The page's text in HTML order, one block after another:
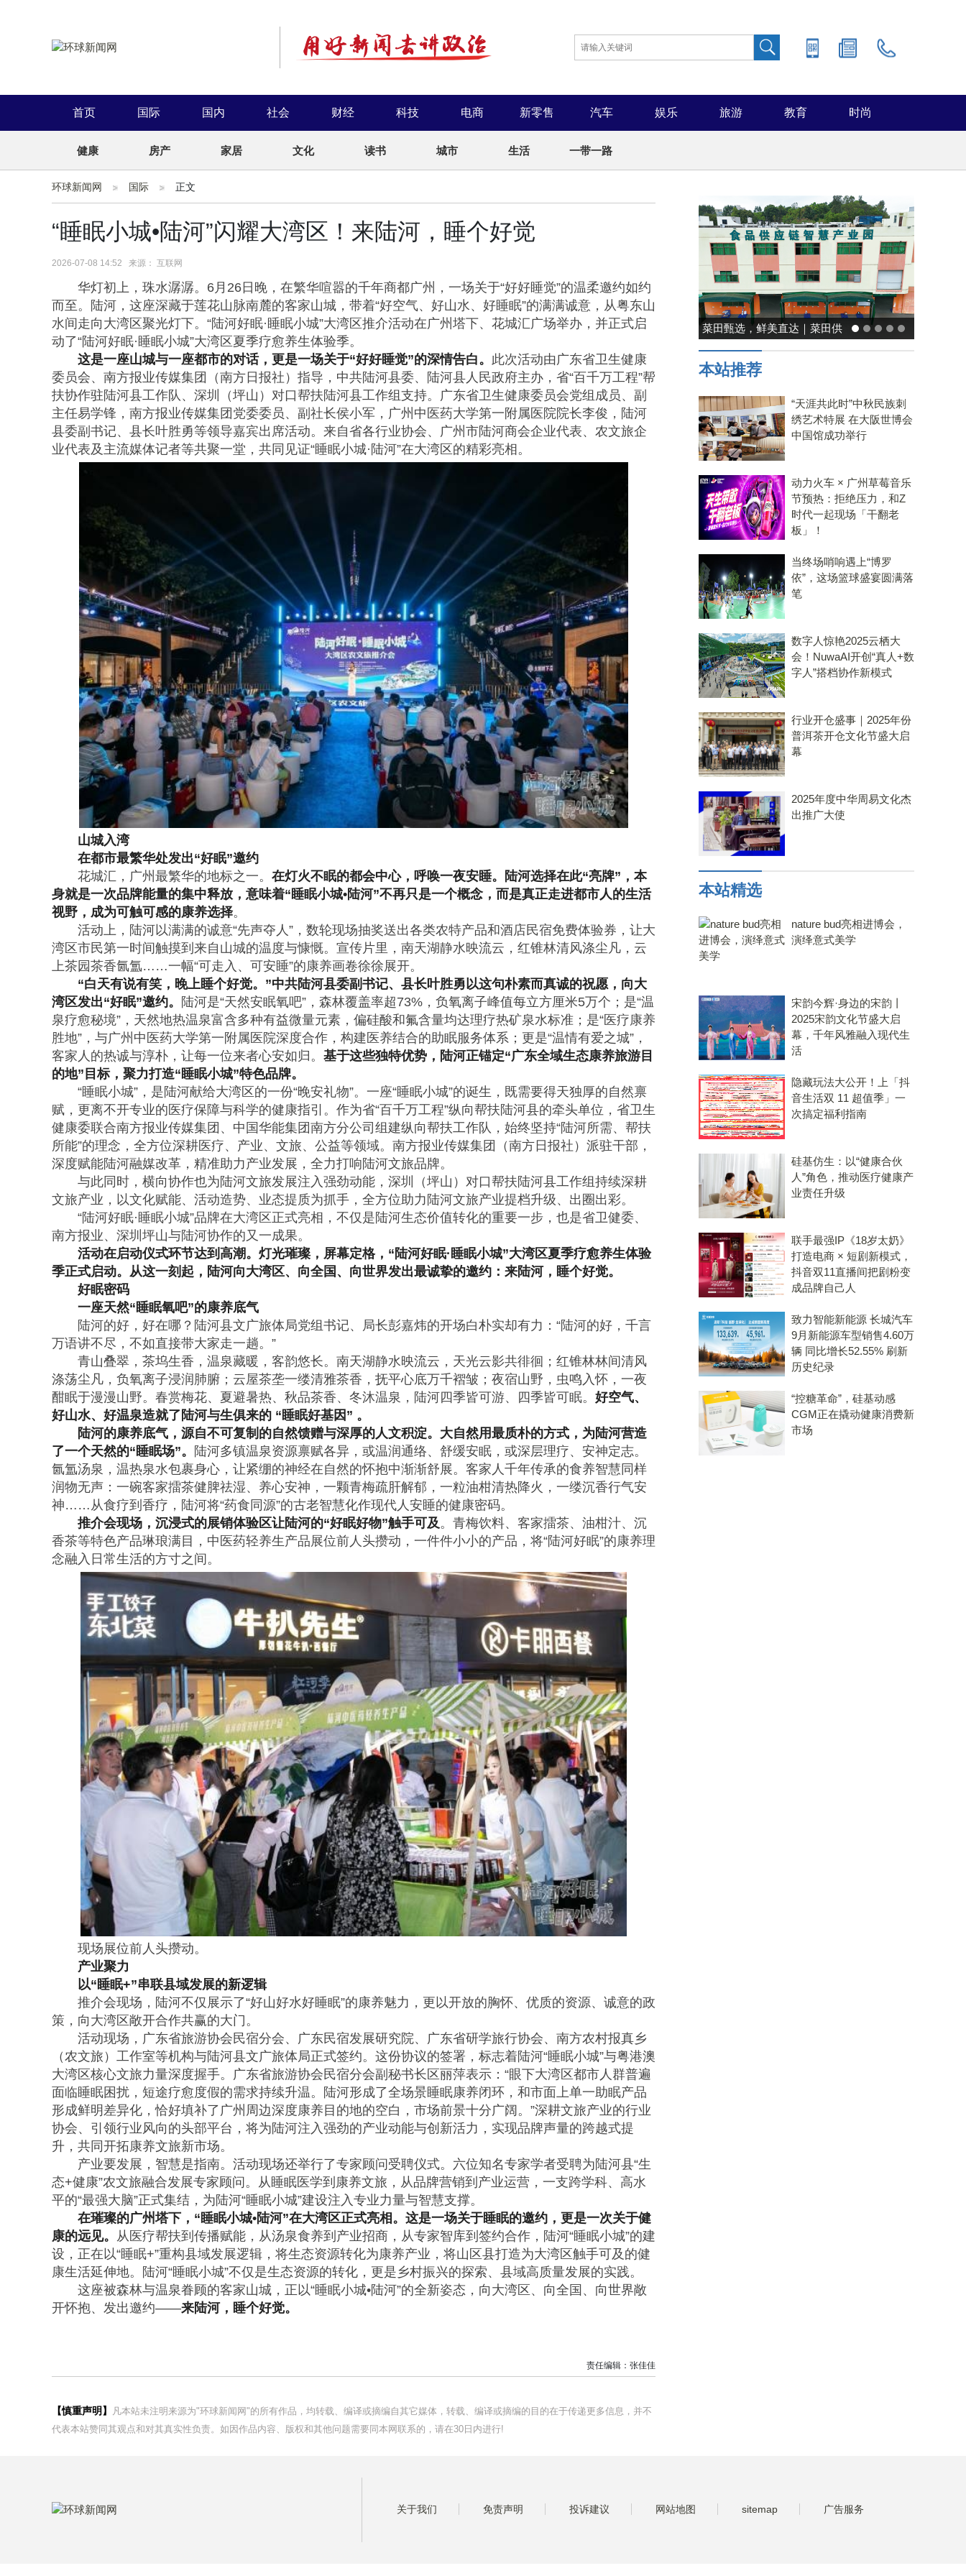
首页 国际 国内 社会 财经 科技 电商 新零售 汽车 娱乐 旅游 教育 时尚
健康 房产 家居 文化 读书 城市 生活 一带一路
环球新闻网 国际 正文
​“睡眠小城•陆河”闪耀大湾区！来陆河，睡个好觉
2026-07-08 14:52 来源： 互联网
华灯初上，珠水潺潺。6月26日晚，在繁华喧嚣的千年商都广州，一场关于“好好睡觉”的温柔邀约如约
而至。陆河，这座深藏于莲花山脉南麓的客家山城，带着“好空气、好山水、好睡眠”的满满诚意，从粤东山
水间走向大湾区聚光灯下。“陆河好眠·睡眠小城”大湾区推介活动在广州塔下、花城汇广场举办，并正式启
动了“陆河好眠·睡眠小城”大湾区夏季疗愈养生体验季。
这是一座山城与一座都市的对话，更是一场关于“好好睡觉”的深情告白。 此次活动由广东省卫生健康
委员会、南方报业传媒集团（南方日报社）指导，中共陆河县委、陆河县人民政府主办，省“百千万工程”帮
扶协作驻陆河县工作队、深圳（坪山）对口帮扶陆河县工作组支持。广东省卫生健康委员会党组成员、副
主任易学锋，南方报业传媒集团党委委员、副社长侯小军，广州中医药大学第一附属医院院长李俊，陆河
县委副书记、县长叶胜勇等领导嘉宾出席活动。来自省各行业协会、广州市陆河商会企业代表、农文旅企
业代表及主流媒体记者等共聚一堂，共同见证“睡眠小城·陆河”在大湾区的精彩亮相。
山城入湾
在都市最繁华处发出“好眠”邀约
花城汇，广州最繁华的地标之一。 在灯火不眠的都会中心，呼唤一夜安睡。陆河选择在此“亮牌”，本
身就是一次品牌能量的集中释放，意味着“睡眠小城•陆河”不再只是一个概念，而是真正走进都市人的生活
视野，成为可触可感的康养选择。
活动上，陆河以满满的诚意“先声夺人”，数轮现场抽奖送出各类农特产品和酒店民宿免费体验券，让大
湾区市民第一时间触摸到来自山城的温度与慷慨。宣传片里，南天湖静水映流云，红锥林清风涤尘凡，云
上茶园茶香氤氲……一幅“可走入、可安睡”的康养画卷徐徐展开。
“白天有说有笑，晚上睡个好觉。”中共陆河县委副书记、县长叶胜勇以这句朴素而真诚的祝愿，向大
湾区发出“好眠”邀约。
陆河是“天然安眠氧吧”，森林覆盖率超73%，负氧离子峰值每立方厘米5万个；是“温
泉疗愈秘境”，天然地热温泉富含多种有益微量元素，偏硅酸和氟含量均达理疗热矿泉水标准；是“医疗康养
胜地”，与广州中医药大学第一附属医院深度合作，构建医养结合的助眠服务体系；更是“温情有爱之城”，
客家人的热诚与淳朴，让每一位来者心安如归。 基于这些独特优势，陆河正锚定“广东全域生态康养旅游目
的地”目标，聚力打造“睡眠小城”特色品牌。
“睡眠小城”，是陆河献给大湾区的一份“晚安礼物”。一座“睡眠小城”的诞生，既需要得天独厚的自然禀
赋，更离不开专业的医疗保障与科学的健康指引。作为省“百千万工程”纵向帮扶陆河县的牵头单位，省卫生
健康委联合南方报业传媒集团、中国华能集团南方分公司组建纵向帮扶工作队，始终坚持“陆河所需、帮扶
所能”的理念，全方位深耕医疗、产业、文旅、公益等领域。南方报业传媒集团（南方日报社）派驻干部，
深度赋能陆河融媒改革，精准助力产业发展，全力打响陆河文旅品牌。
与此同时，横向协作也为陆河文旅发展注入强劲动能，深圳（坪山）对口帮扶陆河县工作组持续深耕
文旅产业，以文化赋能、活动造势、业态提质为抓手，全方位助力陆河文旅产业提档升级、出圈出彩。
“陆河好眠·睡眠小城”品牌在大湾区正式亮相，不仅是陆河生态价值转化的重要一步，也是省卫健委、
南方报业、深圳坪山与陆河协作的又一成果。
活动在启动仪式环节达到高潮。灯光璀璨，屏幕定格，“陆河好眠·睡眠小城”大湾区夏季疗愈养生体验
季正式启动。从这一刻起，陆河向大湾区、向全国、向世界发出最诚挚的邀约：来陆河，睡个好觉。
好眠密码
一座天然“睡眠氧吧”的康养底气
陆河的好，好在哪？陆河县文广旅体局党组书记、局长彭嘉炜的开场白朴实却有力：“陆河的好，千言
万语讲不尽，不如直接带大家走一趟。”
青山叠翠，茶坞生香，温泉藏暖，客韵悠长。南天湖静水映流云，天光云影共徘徊；红锥林林间清风
涤荡尘凡，负氧离子浸润肺腑；云屋茶垄一缕清雅茶香，抚平心底万千褶皱；夜宿山野，虫鸣入怀，一夜
酣眠于漫漫山野。春赏梅花、夏避暑热、秋品茶香、冬沐温泉，陆河四季皆可游、四季皆可眠。 好空气、
好山水、好温泉造就了陆河与生俱来的 “睡眠好基因” 。
陆河的康养底气，源自不可复制的自然馈赠与深厚的人文积淀。大自然用最质朴的方式，为陆河营造
了一个天然的“睡眠场”。
陆河多镇温泉资源禀赋各异，或温润通络、舒缓安眠，或深层理疗、安神定志。
氤氲汤泉，温热泉水包裹身心，让紧绷的神经在自然的怀抱中渐渐舒展。客家人千年传承的食养智慧同样
润物无声：一碗客家擂茶健脾祛湿、养心安神，一颗青梅疏肝解郁，一粒油柑清热降火，一缕沉香行气安
神……从食疗到香疗，陆河将“药食同源”的古老智慧化作现代人安睡的健康密码。
推介会现场，沉浸式的展销体验区让陆河的“好眠好物”触手可及。青梅饮料、客家擂茶、油柑汁、沉
香茶等特色产品琳琅满目，中医药轻养生产品展位前人头攒动，一件件小小的产品，将“陆河好眠”的康养理
念融入日常生活的方寸之间。
现场展位前人头攒动。
产业聚力
以“睡眠+”串联县域发展的新逻辑
推介会现场，陆河不仅展示了“好山好水好睡眠”的康养魅力，更以开放的胸怀、优质的资源、诚意的政
策，向大湾区敞开合作共赢的大门。
活动现场，广东省旅游协会民宿分会、广东民宿发展研究院、广东省研学旅行协会、南方农村报真乡
（农文旅）工作室等机构与陆河县文广旅体局正式签约。这份协议的签署，标志着陆河“睡眠小城”与粤港澳
大湾区核心文旅力量深度握手。广东省旅游协会民宿分会副秘书长区丽萍表示：“眼下大湾区都市人群普遍
面临睡眠困扰，短途疗愈度假的需求持续升温。陆河形成了全场景睡眠康养闭环，和市面上单一助眠产品
形成鲜明差异化，恰好填补了广州周边深度康养目的地的空白，市场前景十分广阔。”深耕文旅产业的行业
协会、引领行业风向的头部平台，将为陆河注入强劲的产业动能与创新活力，实现品牌声量的跨越式提
升，共同开拓康养文旅新市场。
产业要发展，智慧是指南。活动现场还举行了专家顾问受聘仪式。六位知名专家学者受聘为陆河县“生
态+健康”农文旅融合发展专家顾问。从睡眠医学到康养文旅，从品牌营销到产业运营，一支跨学科、高水
平的“最强大脑”正式集结，为陆河“睡眠小城”建设注入专业力量与智慧支撑。
在璀璨的广州塔下，“睡眠小城•陆河”在大湾区正式亮相。这是一场关于睡眠的邀约，更是一次关于健
康的远见。 从医疗帮扶到传播赋能，从汤泉食养到产业招商，从专家智库到签约合作，陆河“睡眠小城”的建
设，正在以“睡眠+”重构县域发展逻辑，将生态资源转化为康养产业，将山区县打造为大湾区触手可及的健
康生活延伸地。陆河“睡眠小城”不仅是生态资源的转化，更是乡村振兴的探索、县域高质量发展的实践。
这座被森林与温泉眷顾的客家山城，正以“睡眠小城•陆河”的全新姿态，向大湾区、向全国、向世界敞
开怀抱、发出邀约——来陆河，睡个好觉。
责任编辑：张佳佳
【慎重声明】
凡本站未注明来源为"环球新闻网"的所有作品，均转载、编译或摘编自其它媒体，转载、编译或摘编的目的在于传递更多信息，并不
代表本站赞同其观点和对其真实性负责。如因作品内容、版权和其他问题需要同本网联系的，请在30日内进行!
菜田甄选，鲜美直达｜菜田供
应链，重塑净菜新鲜标准
能率日式厨房美学：既要此刻
温馨，也要未来可期
本站推荐
“天涯共此时”中秋民族刺
绣艺术特展 在大阪世博会
中国馆成功举行
动力火车 × 广州草莓音乐
节预热：拒绝压力，和Z
时代一起现场「干翻老
板」！
当终场哨响遇上“博罗
依”，这场篮球盛宴圆满落
笔
数字人惊艳2025云栖大
会！NuwaAI开创“真人+数
字人”搭档协作新模式
行业开仓盛事｜2025年份
普洱茶开仓文化节盛大启
幕
2025年度中华周易文化杰
出推广大使
本站精选
nature bud亮相进博会，
演绎意式美学
宋韵今辉·身边的宋韵丨
2025宋韵文化节盛大启
幕，千年风雅融入现代生
活
隐藏玩法大公开！上「抖
音生活双 11 超值季」一
次搞定福利指南
硅基仿生：以“健康合伙
人”角色，推动医疗健康产
业责任升级
联手最强IP《18岁太奶》
打造电商 × 短剧新模式，
抖音双11直播间把剧粉变
成品牌自己人
致力智能新能源 长城汽车
9月新能源车型销售4.60万
辆 同比增长52.55% 刷新
历史纪录
“控糖革命”，硅基动感
CGM正在撬动健康消费新
市场
关于我们 免责声明 投诉建议 网站地图 sitemap 广告服务